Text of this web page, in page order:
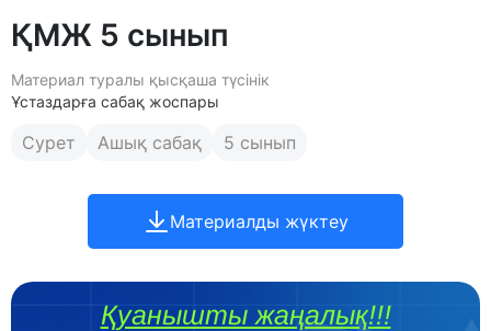
ҚМЖ 5 сынып
Материал туралы қысқаша түсінік
Ұстаздарға сабақ жоспары
Сурет Ашық сабақ 5 сынып
Материалды жүктеу
Қуанышты жаңалық!!!